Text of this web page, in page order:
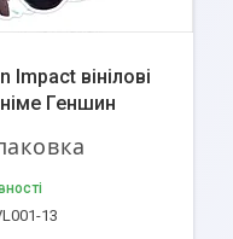
Impact вінілові
Геншин
13